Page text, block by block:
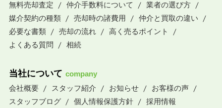
無料売却査定
仲介手数料について
業者の選び方
媒介契約の種類
売却時の諸費用
仲介と買取の違い
必要な書類
売却の流れ
高く売るポイント
よくある質問
相続
当社について company
会社概要
スタッフ紹介 お知らせ
お客様の声
スタッフブログ
個人情報保護方針 採用情報